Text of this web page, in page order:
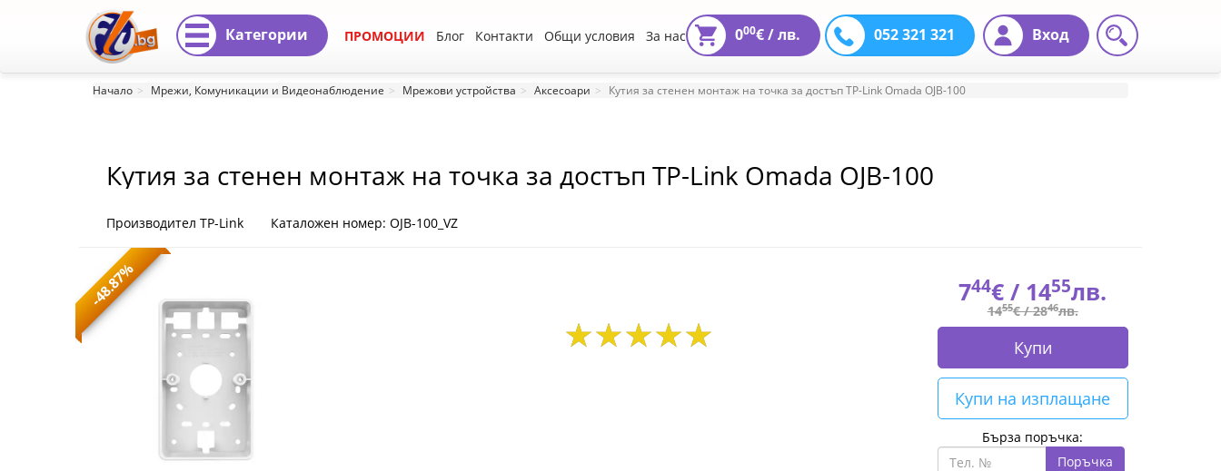
Кутия
монтаж
на
точка
за
достъп
Omada
Категории ПРОМОЦИИ Блог Контакти Общи условия За нас Вход
052 321 321
000€ /лв.
Начало Мрежи, Комуникации и Видеонаблюдение Мрежови устройства Аксесоари Кутия за стенен монтаж на точка за достъп TP-Link Omada OJB-100
Кутия за стенен монтаж на точка за достъп TP-Link Omada OJB-100
Производител TP-Link Каталожен номер: OJB-100_VZ
-48.87% 744€ / 1455лв.
1455€ /2846лв.
Купи
Купи на изплащане
Бърза поръчка:
Поръчка